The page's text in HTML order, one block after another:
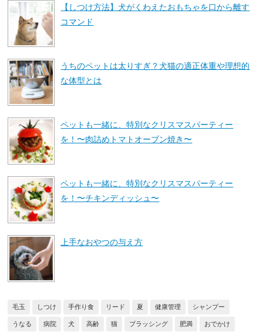
【しつけ方法】犬がくわえたおもちゃを口から離す
コマンド
うちのペットは太りすぎ？犬猫の適正体重や理想的
な体型とは
ペットも一緒に、特別なクリスマスパーティー
を！〜肉詰めトマトオーブン焼き〜
ペットも一緒に、特別なクリスマスパーティー
を！〜チキンディッシュ〜
上手なおやつの与え方
毛玉 しつけ 手作り食 リード 夏 健康管理 シャンプー
うなる 病院 犬 高齢 猫 ブラッシング 肥満 おでかけ